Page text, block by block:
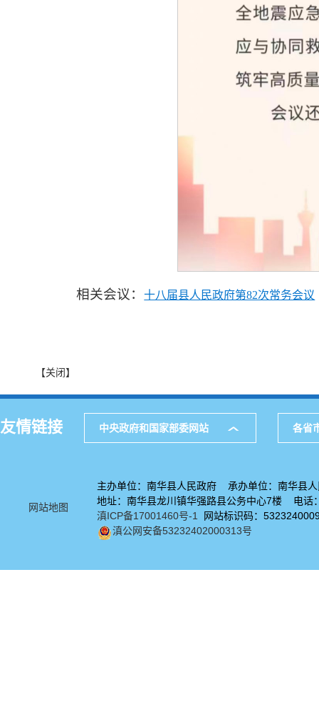
相关会议：十八届县人民政府第82次常务会议
【关闭】
友情链接 中央政府和国家部委网站 各省
网站地图
主办单位：南华县人民政府 承办单位：南华县人
地址：南华县龙川镇华强路县公务中心7楼 电
滇ICP备17001460号-1 网站标识码：
滇公网安备53232402000313号